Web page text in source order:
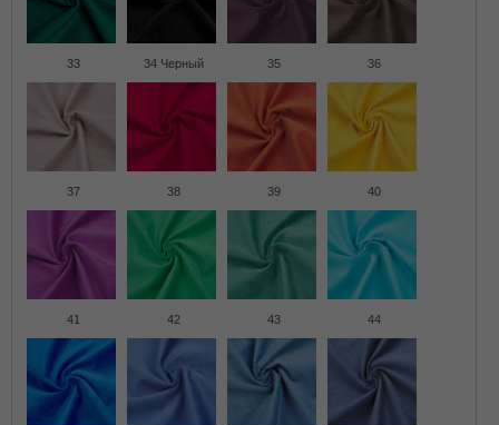
33 34 Черный 35 36
37 38 39 40
41 42 43 44